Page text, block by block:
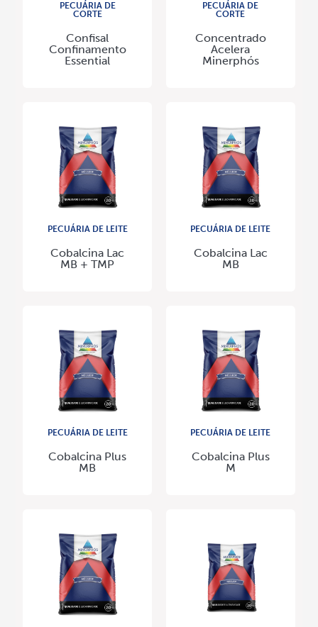
PECUÁRIA DE
CORTE
Confisal
Confinamento
Essential
PECUÁRIA DE
CORTE
Concentrado
Acelera
Minerphós
PECUÁRIA DE LEITE
Cobalcina Lac
MB + TMP
PECUÁRIA DE LEITE
Cobalcina Lac
MB
PECUÁRIA DE LEITE
Cobalcina Plus
MB
PECUÁRIA DE LEITE
Cobalcina Plus
M